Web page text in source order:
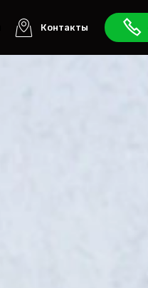
Контакты